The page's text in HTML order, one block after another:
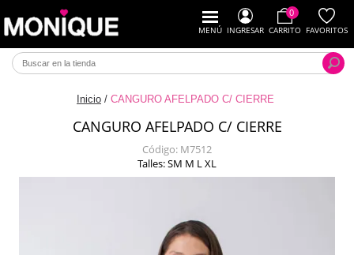
MENÚ INGRESAR
0
CARRITO FAVORITOS
Inicio / CANGURO AFELPADO C/ CIERRE
CANGURO AFELPADO C/ CIERRE
Código: M7512
Talles: SM M L XL